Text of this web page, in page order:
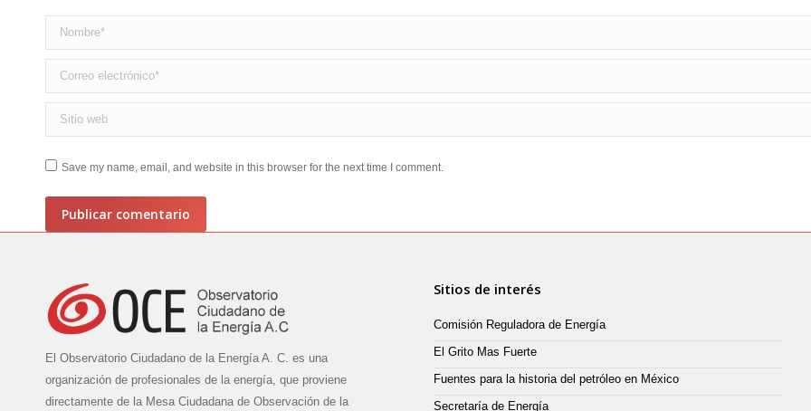
Nombre *
Correo electrónico *
Sitio web
Save my name, email, and website in this browser for the next time I comment.
Publicar comentario
El Observatorio Ciudadano de la Energía A. C. es una
organización de profesionales de la energía, que proviene
directamente de la Mesa Ciudadana de Observación de la
Sitios de interés
Comisión Reguladora de Energía
El Grito Mas Fuerte
Fuentes para la historia del petróleo en México
Secretaría de Energía